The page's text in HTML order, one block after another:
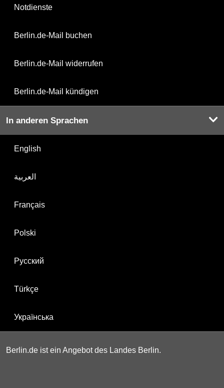
Notdienste
Berlin.de-Mail buchen
Berlin.de-Mail widerrufen
Berlin.de-Mail kündigen
In anderen Sprachen
English
العربية
Français
Polski
Русский
Türkçe
Українська
Berlin.de ist ein Angebot des Landes Berlin.